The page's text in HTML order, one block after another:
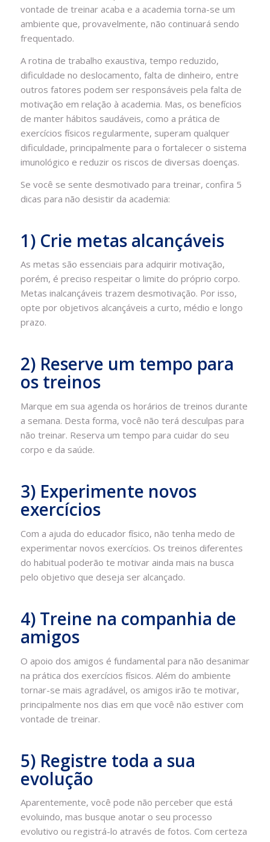
vontade de treinar acaba e a academia torna-se um
ambiente que, provavelmente, não continuará sendo
frequentado.
A rotina de trabalho exaustiva, tempo reduzido,
dificuldade no deslocamento, falta de dinheiro, entre
outros fatores podem ser responsáveis pela falta de
motivação em relação à academia. Mas, os benefícios
de manter hábitos saudáveis, como a prática de
exercícios físicos regularmente, superam qualquer
dificuldade, principalmente para o fortalecer o sistema
imunológico e reduzir os riscos de diversas doenças.
Se você se sente desmotivado para treinar, confira 5
dicas para não desistir da academia:
1) Crie metas alcançáveis
As metas são essenciais para adquirir motivação,
porém, é preciso respeitar o limite do próprio corpo.
Metas inalcançáveis trazem desmotivação. Por isso,
opte por objetivos alcançáveis a curto, médio e longo
prazo.
2) Reserve um tempo para
os treinos
Marque em sua agenda os horários de treinos durante
a semana. Desta forma, você não terá desculpas para
não treinar. Reserva um tempo para cuidar do seu
corpo e da saúde.
3) Experimente novos
exercícios
Com a ajuda do educador físico, não tenha medo de
experimentar novos exercícios. Os treinos diferentes
do habitual poderão te motivar ainda mais na busca
pelo objetivo que deseja ser alcançado.
4) Treine na companhia de
amigos
O apoio dos amigos é fundamental para não desanimar
na prática dos exercícios físicos. Além do ambiente
tornar-se mais agradável, os amigos irão te motivar,
principalmente nos dias em que você não estiver com
vontade de treinar.
5) Registre toda a sua
evolução
Aparentemente, você pode não perceber que está
evoluindo, mas busque anotar o seu processo
evolutivo ou registrá-lo através de fotos. Com certeza